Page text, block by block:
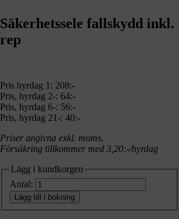
Säkerhetssele fallskydd inkl.
rep
Pris hyrdag 1: 208:-
Pris, hyrdag 2-: 64:-
Pris, hyrdag 6-: 56:-
Pris, hyrdag 21-: 40:-
Priser angivna exkl. moms.
Försäkring tillkommer med 3,20:-/hyrdag
Lägg i kundkorgen
Antal:
Lägg till i bokning